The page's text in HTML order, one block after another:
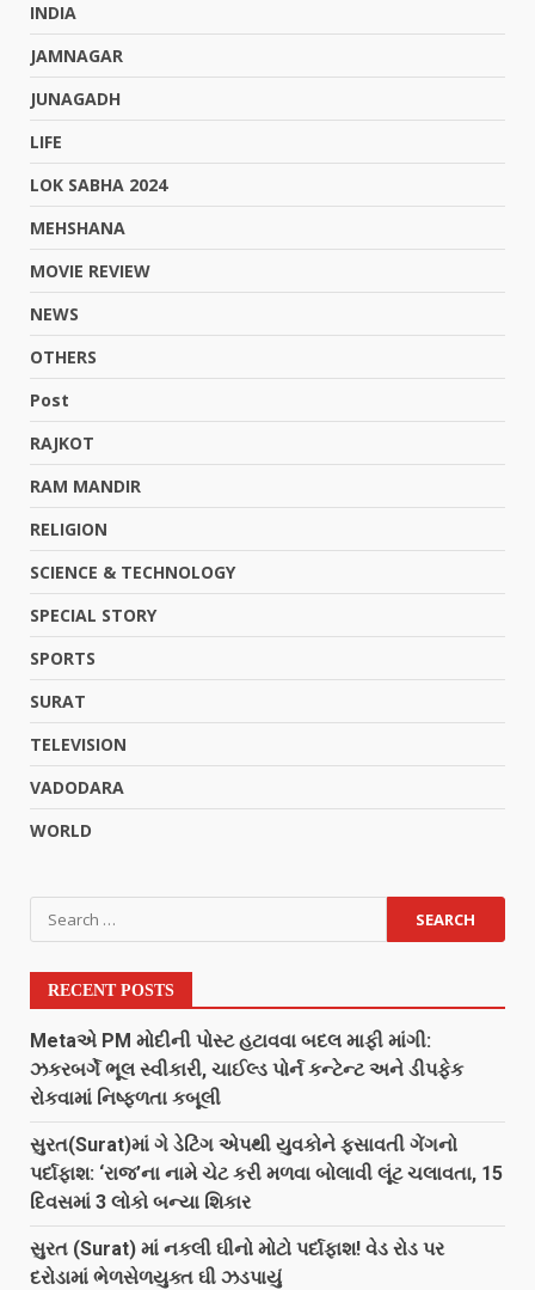
INDIA
JAMNAGAR
JUNAGADH
LIFE
LOK SABHA 2024
MEHSHANA
MOVIE REVIEW
NEWS
OTHERS
Post
RAJKOT
RAM MANDIR
RELIGION
SCIENCE & TECHNOLOGY
SPECIAL STORY
SPORTS
SURAT
TELEVISION
VADODARA
WORLD
RECENT POSTS
Metaએ PM મોદીની પોસ્ટ હટાવવા બદલ માફી માંગી:
ઝકરબર્ગે ભૂલ સ્વીકારી, ચાઈલ્ડ પોર્ન કન્ટેન્ટ અને ડીપફેક
રોકવામાં નિષ્ફળતા કબૂલી
સુરત(Surat)માં ગે ડેટિંગ એપથી યુવકોને ફસાવતી ગેંગનો
પર્દાફાશ: ‘રાજ’ના નામે ચેટ કરી મળવા બોલાવી લૂંટ ચલાવતા, 15
દિવસમાં 3 લોકો બન્યા શિકાર
સુરત (Surat) માં નકલી ઘીનો મોટો પર્દાફાશ! વેડ રોડ પર
દરોડામાં ભેળસેળયુક્ત ઘી ઝડપાયું